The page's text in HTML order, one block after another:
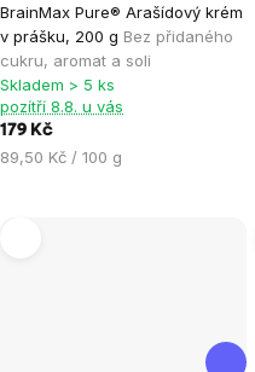
BrainMax Pure® Arašídový krém
v prášku, 200 g Bez přidaného
cukru, aromat a soli
hodnocení
produktu
je
5,0
z
5
Skladem > 5 ks
pozítří 8.8. u vás
179 Kč
Měrná
89,50 Kč / 100 g